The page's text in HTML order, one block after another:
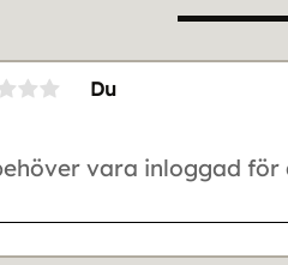
Du